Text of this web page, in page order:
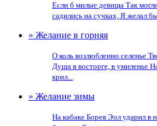
Если б милые девицы Так
садились на сучках, Я желал
» Желание в горняя
О коль возлюбленно селенье
Душа в восторге, в умиленье
крил...
» Желание зимы
На кабаке Борея Эол ударил в